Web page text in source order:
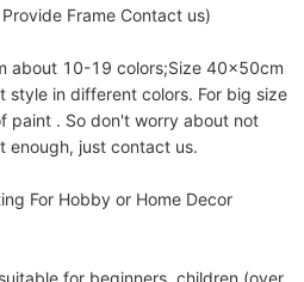
Frame Contact us)
about 10-19 colors;Size 40x50cm
in different colors. For big size
paint . So don't worry about not
enough, just contact us.
For Hobby or Home Decor
for beginners, children (over